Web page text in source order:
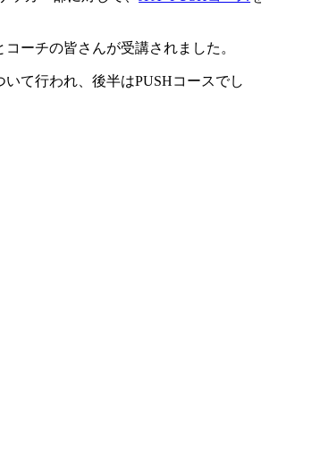
ーチの皆さんが受講されました。
て行われ、後半はPUSHコースでし